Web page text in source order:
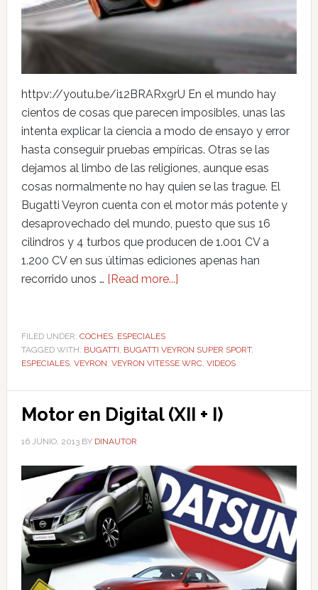
httpv://youtu.be/i12BRARx9rU En el mundo hay
cientos de cosas que parecen imposibles, unas las
intenta explicar la ciencia a modo de ensayo y error
hasta conseguir pruebas empíricas. Otras se las
dejamos al limbo de las religiones, aunque esas
cosas normalmente no hay quien se las trague. El
Bugatti Veyron cuenta con el motor más potente y
desaprovechado del mundo, puesto que sus 16
cilindros y 4 turbos que producen de 1.001 CV a
1.200 CV en sus últimas ediciones apenas han
recorrido unos … [Read more...]
FILED UNDER: COCHES, ESPECIALES
TAGGED WITH: BUGATTI BUGATTI VEYRON SUPER SPORT,
ESPECIALES, VEYRON VEYRON VITESSE WRC, VIDEOS
Motor en Digital (XII + I)
16 JUNIO, 2013BY DINAUTOR